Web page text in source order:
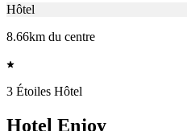
Hôtel
8.66km du centre
3 Étoiles Hôtel
Hotel Enjoy